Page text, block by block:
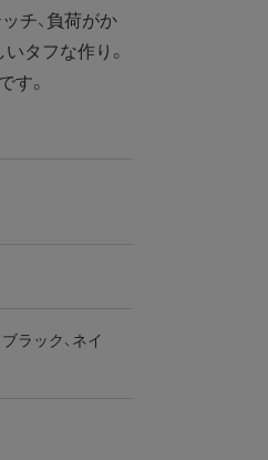
チ、負荷がか
タフな作り。
す。
ラック、ネイ